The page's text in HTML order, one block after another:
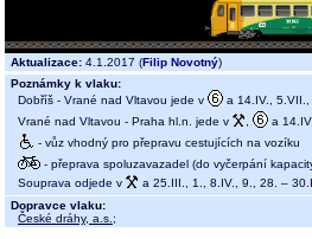
Aktualizace: 4.1.2017 (Filip Novotný)
Poznámky k vlaku:
Dobříš - Vrané nad Vltavou jede v
a 14.IV.,
Vrané nad Vltavou - Praha hl.n. jede v
a
- vůz vhodný pro přepravu cestujících na vozíku
- přeprava spoluzavazadel (do vyčerpání
Souprava odjede v
a 25.III., 1., 8.IV., 9., 28. –
Dopravce vlaku:
České dráhy, a.s. ;